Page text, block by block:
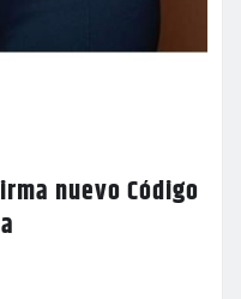
nuevo Código